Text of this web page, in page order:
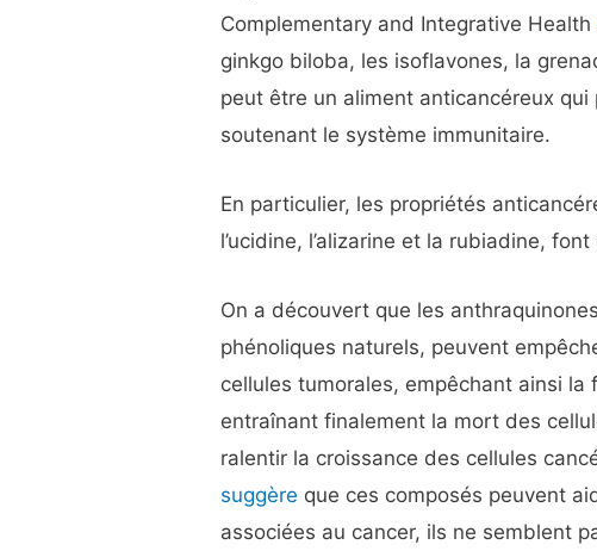
Complementary and Integrative Health
ginkgo biloba, les isoflavones, la
peut être un aliment anticancéreux
soutenant le système immunitaire.
En particulier, les propriétés
l’ucidine, l’alizarine et la rubiadine,
On a découvert que les
phénoliques naturels, peuvent
cellules tumorales, empêchant ainsi
entraînant finalement la mort des
ralentir la croissance des cellules
suggère que ces composés peuvent
associées au cancer, ils ne semblent